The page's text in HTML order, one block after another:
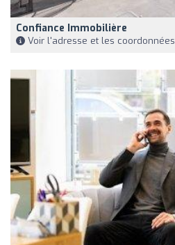
Confiance Immobilière
Voir l'adresse et les coordonnées